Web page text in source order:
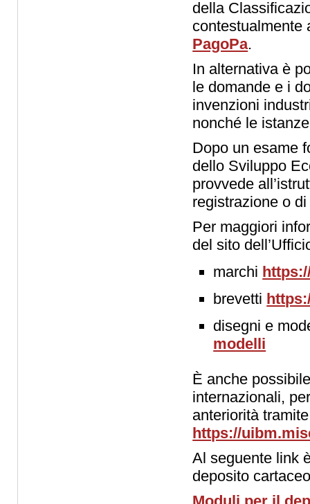
della
contestualmente
PagoPa.
In alternativa è
le domande e i
invenzioni
nonché le
Dopo un esame
dello Sviluppo
provvede
registrazione o
Per maggiori
del sito
marchi
brevetti
disegni e
modelli
È anche
internazionali,
anteriorità
https://
Al seguente link
deposito